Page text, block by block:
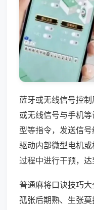
蓝牙或无线信号控
或无线信号与手机
型等指令，发送信
驱动内部微型电机
过程中进行干预，达
普通麻将口诀技巧
孤张后期熟、生张